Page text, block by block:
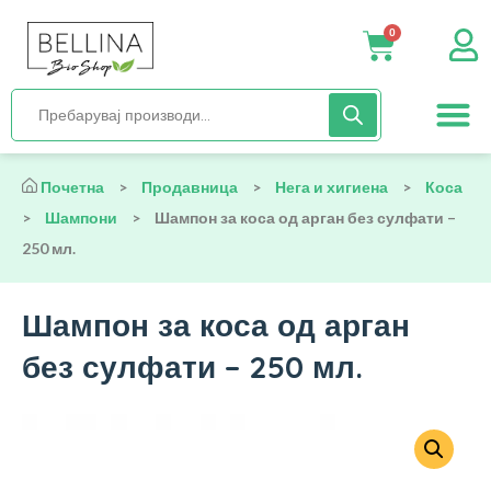
0
Почетна > Продавница > Нега и хигиена >
Коса
>
Шампони >
Шампон за коса од арган без сулфати –
250 мл.
Шампон за коса од арган
без сулфати – 250 мл.